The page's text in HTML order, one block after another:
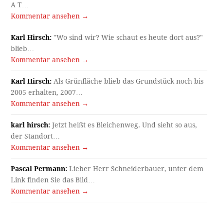
A T…
Kommentar ansehen →
Karl Hirsch: "Wo sind wir? Wie schaut es heute dort aus?"
blieb…
Kommentar ansehen →
Karl Hirsch: Als Grünfläche blieb das Grundstück noch bis
2005 erhalten, 2007…
Kommentar ansehen →
karl hirsch: Jetzt heißt es Bleichenweg. Und sieht so aus,
der Standort…
Kommentar ansehen →
Pascal Permann: Lieber Herr Schneiderbauer, unter dem
Link finden Sie das Bild…
Kommentar ansehen →